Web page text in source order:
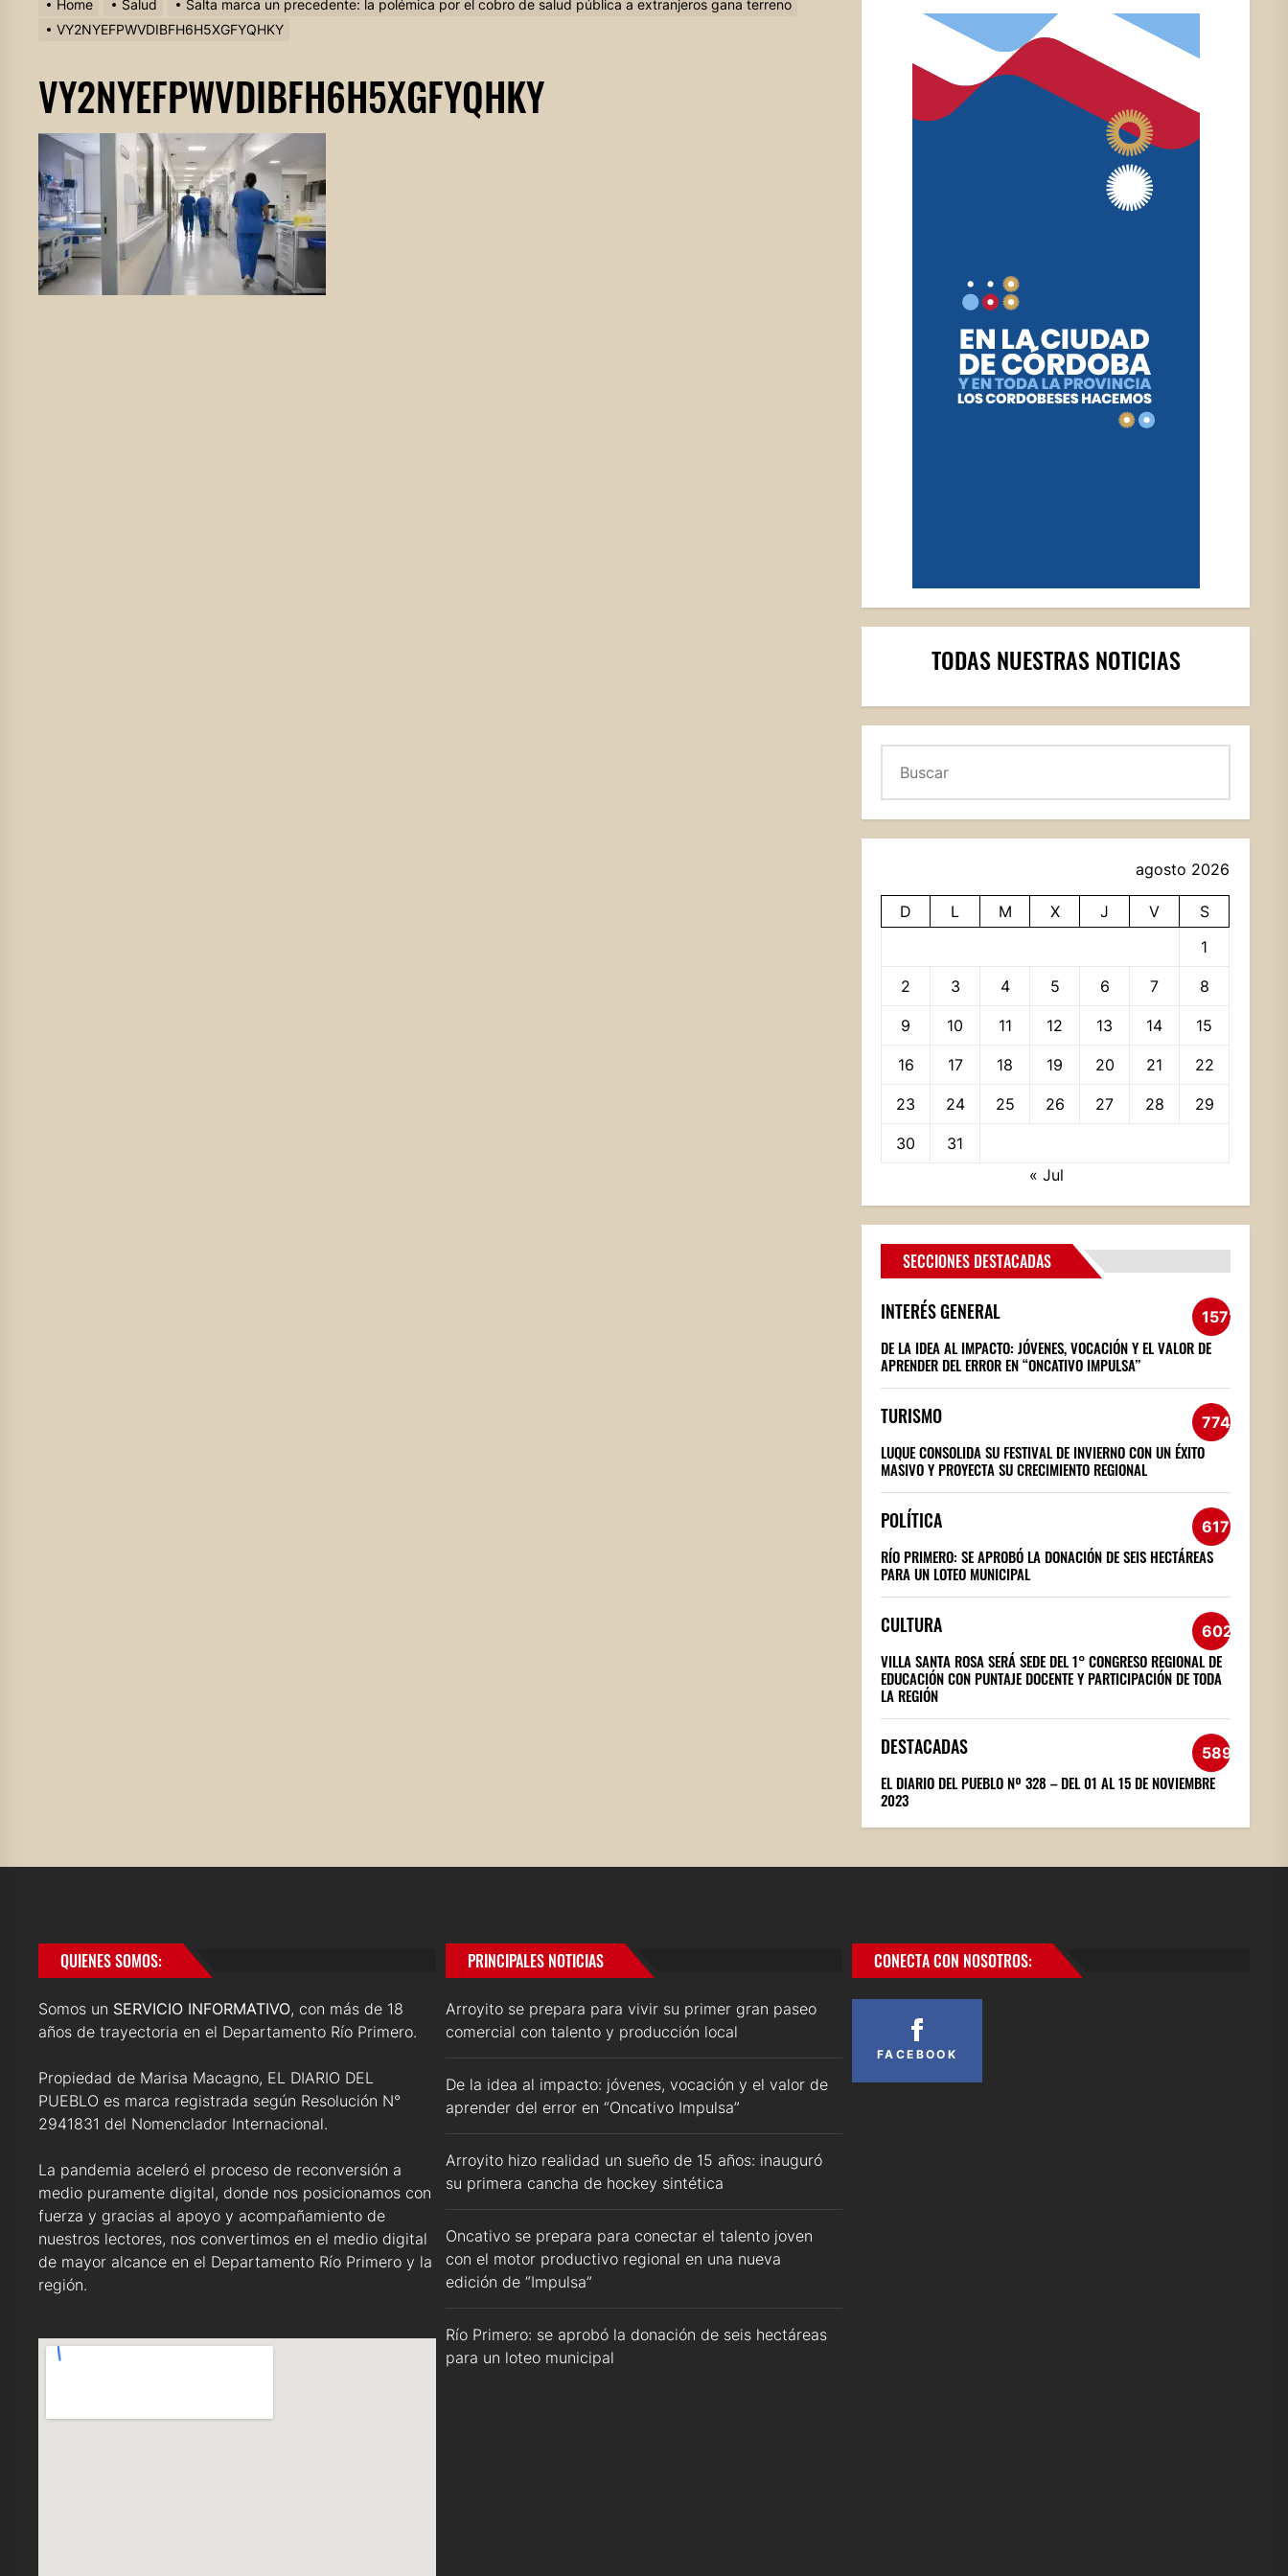
Home Salud
Salta marca un precedente: la polémica por el cobro de salud pública a extranjeros gana terreno
VY2NYEFPWVDIBFH6H5XGFYQHKY
VY2NYEFPWVDIBFH6H5XGFYQHKY
TODAS NUESTRAS NOTICIAS
agosto 2026
D L M X J V
S
1
2 3 4 5 6 7 8
9 10 11 12 13 14 15
16 17 18 19 20 21 22
23 24 25 26 27 28 29
30
31
« Jul
SECCIONES DESTACADAS
INTERÉS GENERAL 1572
DE LA IDEA AL IMPACTO: JÓVENES, VOCACIÓN Y EL VALOR DE
APRENDER DEL ERROR EN “ONCATIVO IMPULSA”
TURISMO 774
LUQUE CONSOLIDA SU FESTIVAL DE INVIERNO CON UN ÉXITO
MASIVO Y PROYECTA SU CRECIMIENTO REGIONAL
POLÍTICA 617
RÍO PRIMERO: SE APROBÓ LA DONACIÓN DE SEIS HECTÁREAS
PARA UN LOTEO MUNICIPAL
CULTURA 602
VILLA SANTA ROSA SERÁ SEDE DEL 1° CONGRESO REGIONAL DE
EDUCACIÓN CON PUNTAJE DOCENTE Y PARTICIPACIÓN DE TODA
LA REGIÓN
DESTACADAS 589
EL DIARIO DEL PUEBLO Nº 328 – DEL 01 AL 15 DE NOVIEMBRE
2023
QUIENES SOMOS:
Somos un SERVICIO INFORMATIVO, con más de 18
años de trayectoria en el Departamento Río Primero.
Propiedad de Marisa Macagno, EL DIARIO DEL
PUEBLO es marca registrada según Resolución N°
2941831 del Nomenclador Internacional.
La pandemia aceleró el proceso de reconversión a
medio puramente digital, donde nos posicionamos con
fuerza y gracias al apoyo y acompañamiento de
nuestros lectores, nos convertimos en el medio digital
de mayor alcance en el Departamento Río Primero y la
región.
PRINCIPALES NOTICIAS
Arroyito se prepara para vivir su primer gran paseo
comercial con talento y producción local
De la idea al impacto: jóvenes, vocación y el valor de
aprender del error en “Oncativo Impulsa”
Arroyito hizo realidad un sueño de 15 años: inauguró
su primera cancha de hockey sintética
Oncativo se prepara para conectar el talento joven
con el motor productivo regional en una nueva
edición de “Impulsa”
Río Primero: se aprobó la donación de seis hectáreas
para un loteo municipal
CONECTA CON NOSOTROS:
FACEBOOK